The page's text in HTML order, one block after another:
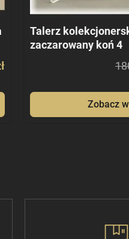
Talerz
zaczarowany koń 4
Zobacz